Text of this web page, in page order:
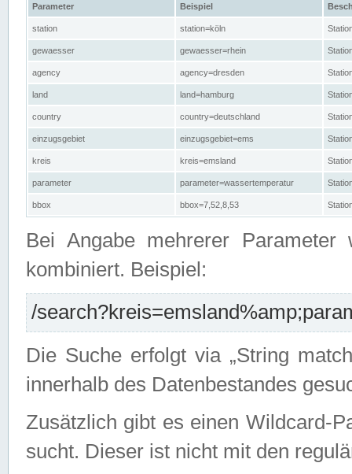
Parameter Beispiel
station station=köln
gewaesser gewaesser=rhein
agency agency=dresden
land land=hamburg
country country=deutschland
einzugsgebiet einzugsgebiet=ems
kreis kreis=emsland
parameter parameter=wassertemperatur
bbox bbox=7,52,8,53
Bei Angabe mehrerer Parameter
kombiniert. Beispiel:
/
Die Suche erfolgt via „String
innerhalb des Datenbestandes
Zusätzlich gibt es einen Wildcard-
sucht. Dieser ist nicht mit den